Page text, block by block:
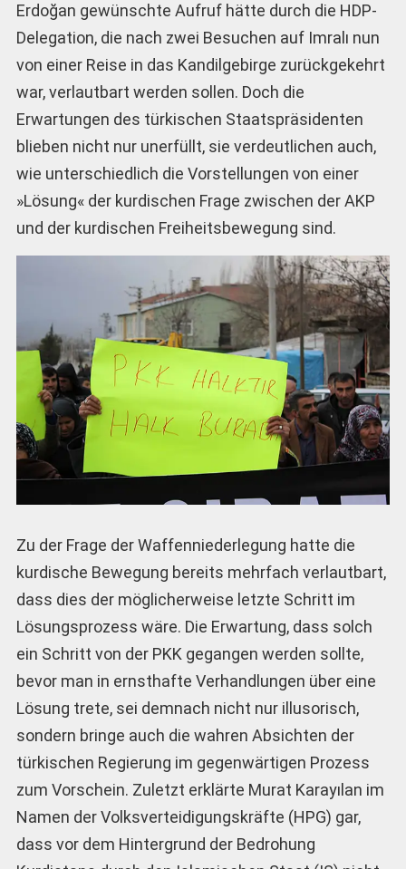
Erdoğan gewünschte Aufruf hätte durch die HDP-
Delegation, die nach zwei Besuchen auf Imralı nun
von einer Reise in das Kandilgebirge zurückgekehrt
war, verlautbart werden sollen. Doch die
Erwartungen des türkischen Staatspräsidenten
blieben nicht nur unerfüllt, sie verdeutlichen auch,
wie unterschiedlich die Vorstellungen von einer
»Lösung« der kurdischen Frage zwischen der AKP
und der kurdischen Freiheitsbewegung sind.
Zu der Frage der Waffenniederlegung hatte die
kurdische Bewegung bereits mehrfach verlautbart,
dass dies der möglicherweise letzte Schritt im
Lösungsprozess wäre. Die Erwartung, dass solch
ein Schritt von der PKK gegangen werden sollte,
bevor man in ernsthafte Verhandlungen über eine
Lösung trete, sei demnach nicht nur illusorisch,
sondern bringe auch die wahren Absichten der
türkischen Regierung im gegenwärtigen Prozess
zum Vorschein. Zuletzt erklärte Murat Karayılan im
Namen der Volksverteidigungskräfte (HPG) gar,
dass vor dem Hintergrund der Bedrohung